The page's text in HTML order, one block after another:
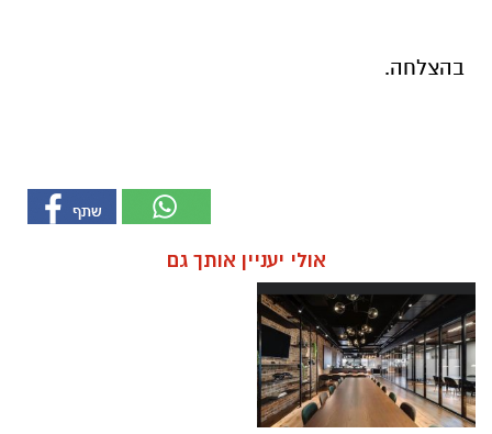
בהצלחה.
אולי יעניין אותך גם